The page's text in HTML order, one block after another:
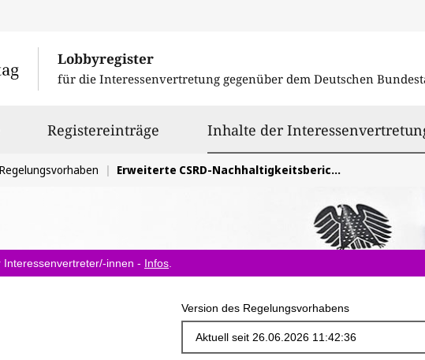
Lobbyregister
für die Interessenvertretung gegenüber dem Deutschen
Registereinträge Inhalte der
Regelungsvorhaben Erweiterte CSRD-Nachhaltigkeitsberichterstattung: geplanter Ausschluss für die meisten EbAV, verzögerte Einführung für EbAV als AG < 1.000 AN positiv
innen - Infos
Version des Regelungsvorhabens